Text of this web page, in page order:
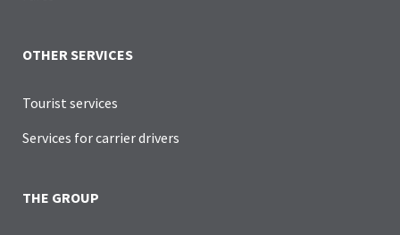
OTHER SERVICES
Tourist services
Services for carrier drivers
THE GROUP